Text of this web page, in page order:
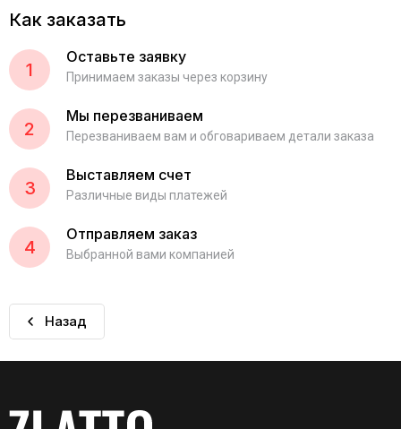
Как заказать
1
Оставьте заявку
Принимаем заказы через корзину
2
Мы перезваниваем
Перезваниваем вам и обговариваем детали заказа
3
Выставляем счет
Различные виды платежей
4
Отправляем заказ
Выбранной вами компанией
Назад